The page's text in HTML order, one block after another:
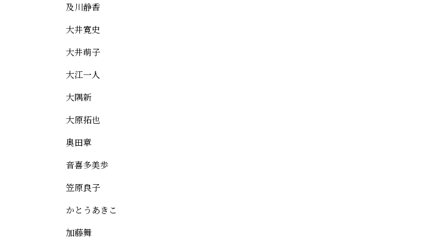
及川静香
大井寛史
大井萌子
大江一人
大隅新
大原拓也
奥田章
音喜多美歩
笠原良子
かとうあきこ
加藤舞